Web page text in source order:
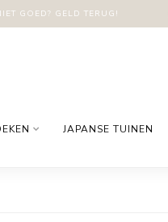
GOED? GELD TERUG!
JAPANSE TUINEN